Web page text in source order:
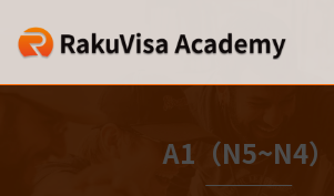
A1（N5~N4）